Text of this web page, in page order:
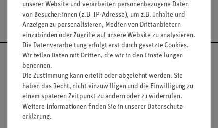
Versandkostenfrei ab 300,- €
Nach oben
unserer Website und verarbeiten personenbezogene Daten
von Besucher:innen (z.B. IP-Adresse), um z.B. Inhalte und
Anzeigen zu personalisieren, Medien von Drittanbietern
einzubinden oder Zugriffe auf unsere Website zu analysieren.
Die Datenverarbeitung erfolgt erst durch gesetzte Cookies.
Wir teilen Daten mit Dritten, die wir in den Einstellungen
benennen.
Die Zustimmung kann erteilt oder abgelehnt werden. Sie
haben das Recht, nicht einzuwilligen und die Einwilligung zu
einem späteren Zeitpunkt zu ändern oder zu widerrufen.
Weitere Informationen finden Sie in unserer Daten­schutz­
erklärung.